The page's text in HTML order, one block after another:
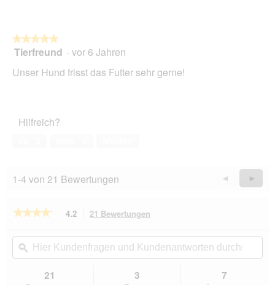
★★★★★
★★★★★
5
5
Tierfreund · vor 6 Jahren
Unser Hund frisst das Futter sehr gerne!
Hilfreich?
1-4 von 21 Bewertungen
Zurück
Reviews
◄
Weiter
►
★★★★★
★★★★★
5
lesen
4.2 21 Bewertungen
Aktion
navigierst
du
Hier
Kundenfragen
und
Kundenantworten
durchsuchen
ϙ
21 3 7